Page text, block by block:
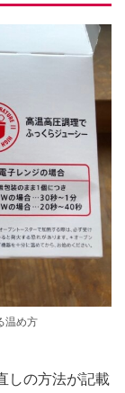
温め方
しの方法が記載